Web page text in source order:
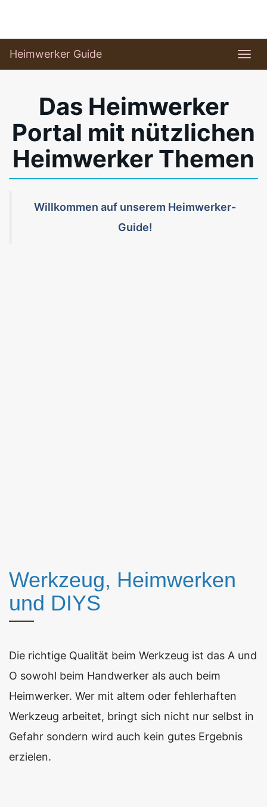
main
content
Heimwerker Guide
Das Heimwerker
Portal mit nützlichen
Heimwerker Themen
Willkommen auf unserem Heimwerker-
Guide!
Werkzeug, Heimwerken
und DIYS
Die richtige Qualität beim Werkzeug ist das A und
O sowohl beim Handwerker als auch beim
Heimwerker. Wer mit altem oder fehlerhaften
Werkzeug arbeitet, bringt sich nicht nur selbst in
Gefahr sondern wird auch kein gutes Ergebnis
erzielen.